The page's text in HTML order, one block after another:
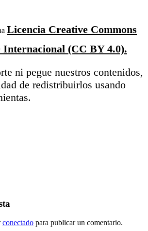
Licencia Creative Commons
(CC BY 4.0).
ni pegue nuestros contenidos,
de redistribuirlos usando
conectado para publicar un comentario.